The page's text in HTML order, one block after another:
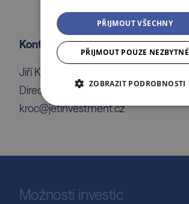
Kontakt:
Jiří Kroc
Director | Investment Project
kroc@jetinvestment.cz
Možnosti investic
PŘIJMOUT VŠECHNY
PŘIJMOUT POUZE NEZBYTNÉ
ZOBRAZIT PODROBNOSTI